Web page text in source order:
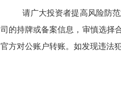
请广大投资者提高风险防
司的持牌或备案信息，审慎选择
官方对公账户转账。如发现违法